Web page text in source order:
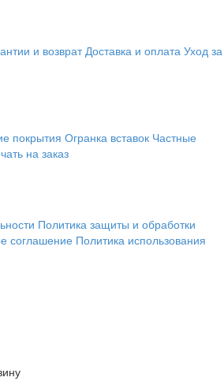
и возврат Доставка и оплата Уход за
покрытия Огранка вставок Частные
на заказ
Политика защиты и обработки
соглашение Политика использования